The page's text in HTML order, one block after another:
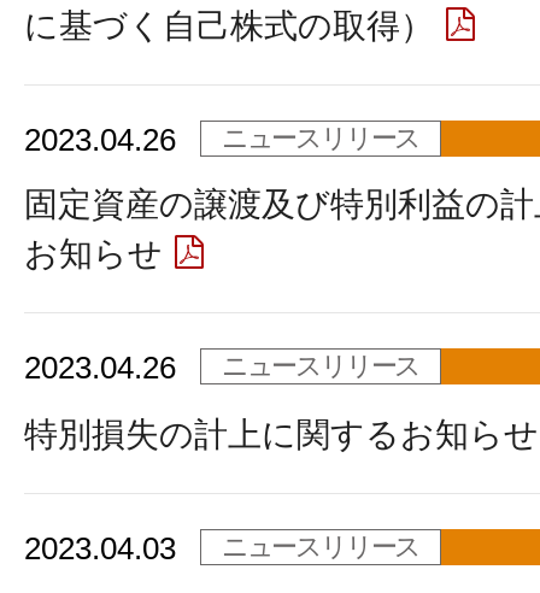
に基づく自己株式の取得）
2023.04.26 ニュースリリース
固定資産の譲渡及び特別利益の
お知らせ
2023.04.26 ニュースリリース
特別損失の計上に関するお知らせ
2023.04.03 ニュースリリース